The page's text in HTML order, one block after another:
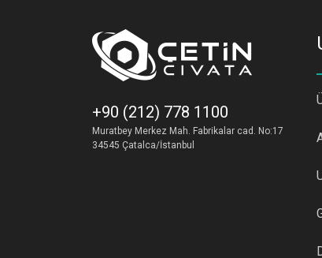
+90 (212) 778 1100
Muratbey Merkez Mah. Fabrikalar cad. No:17
34545 Çatalca/İstanbul